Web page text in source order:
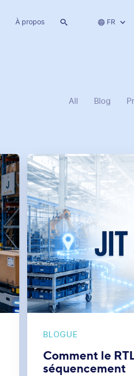
À propos   FR
All Blog
BLOGUE
Comment le
séquencement